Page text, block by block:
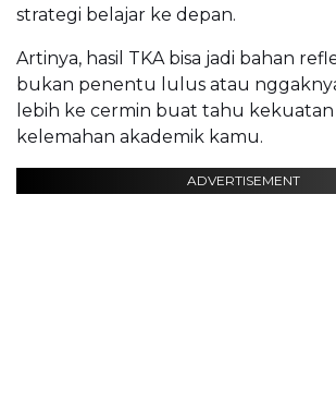
strategi belajar ke depan.
Artinya, hasil TKA bisa jadi bahan
bukan penentu lulus atau nggaknya
lebih ke cermin buat tahu kekuatan
kelemahan akademik kamu.
ADVERTISEMENT